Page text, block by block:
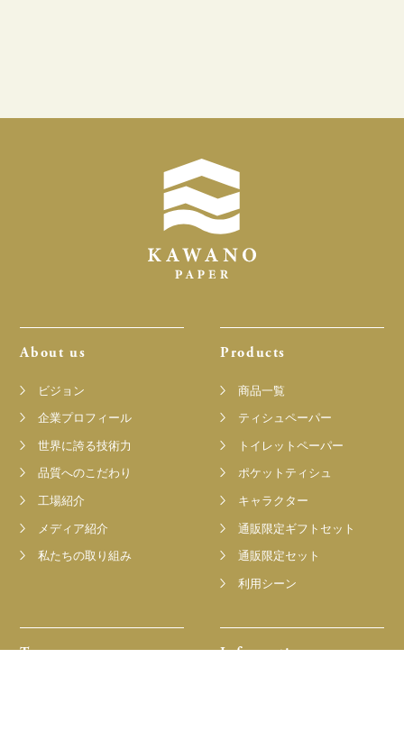
About us
ビジョン
企業プロフィール
世界に誇る技術力
品質へのこだわり
工場紹介
メディア紹介
私たちの取り組み
Products
商品一覧
ティシュペーパー
トイレットペーパー
ポケットティシュ
キャラクター
通販限定ギフトセット
通販限定セット
利用シーン
Team Information